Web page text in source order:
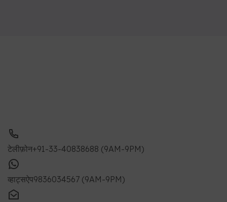
टेलीफ़ोन+91-33-40838688 (9AM-9PM)
व्हाट्सऐप9836034567 (9AM-9PM)